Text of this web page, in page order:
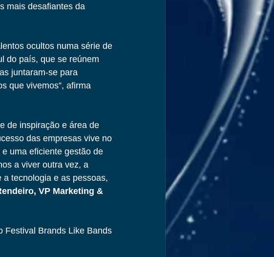
mais desafiantes da
ocultos numa série de
do país, que se reúnem
juntaram-se para
que vivemos”, afirma
de inspiração e área de
das empresas vive no
uma eficiente gestão de
a viver outra vez, a
tecnologia e as pessoas,
VP Marketing &
Festival Brands Like Bands